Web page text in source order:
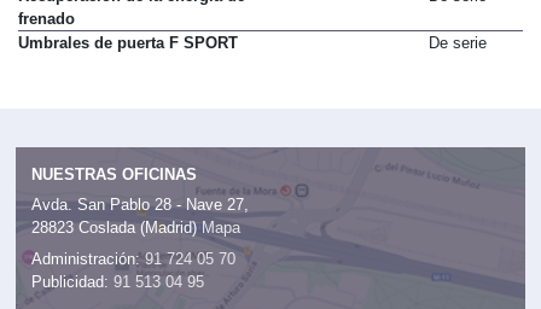
frenado
Umbrales de puerta F SPORT De serie
NUESTRAS OFICINAS
Avda. San Pablo 28 - Nave 27,
28823 Coslada (Madrid) Mapa
Administración: 91 724 05 70
Publicidad: 91 513 04 95